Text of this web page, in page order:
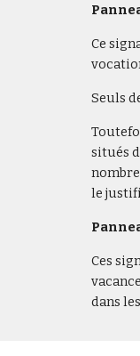
Ce
Seuls
situés
le
Ces
dans